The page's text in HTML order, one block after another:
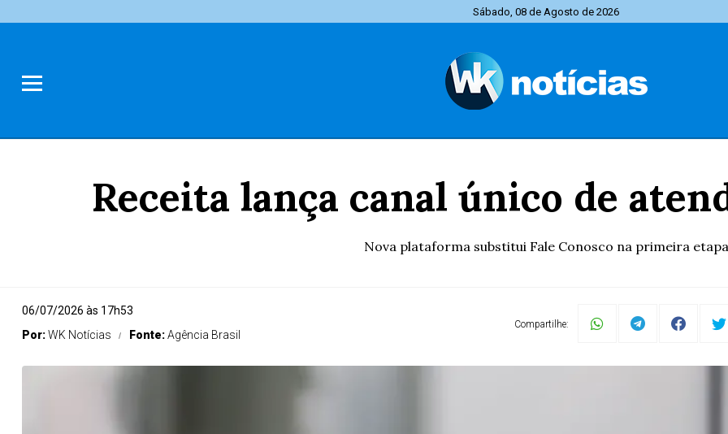
Sábado, 08 de Agosto de 2026
Receita lança canal único de
Nova plataforma substitui Fale Conosco na primeira etapa
06/07/2026 às 17h53
Por:WK Notícias Fonte:Agência Brasil
Compartilhe: